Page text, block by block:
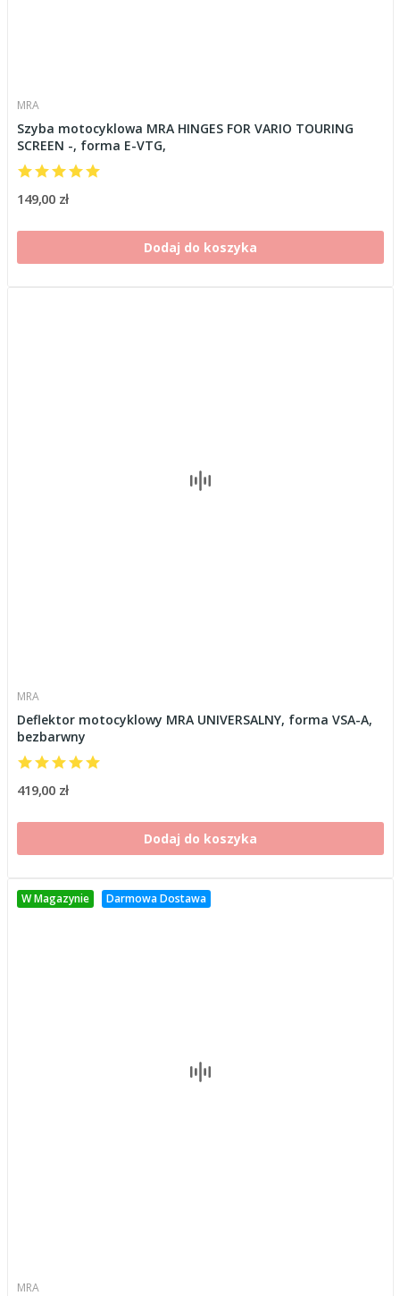
MRA
Szyba motocyklowa MRA HINGES FOR VARIO TOURING
SCREEN -, forma E-VTG,
149,00 zł
Dodaj do koszyka
MRA
Deflektor motocyklowy MRA UNIVERSALNY, forma VSA-A,
bezbarwny
419,00 zł
Dodaj do koszyka
W Magazynie Darmowa Dostawa
MRA